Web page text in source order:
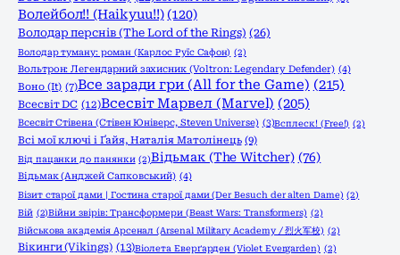
Волейбол!! (Haikyuu!!) (120)
Володар перснів (The Lord of the Rings) (26)
Володар туману: роман (Карлос Руїс Сафон) (2)
Вольтрон: Легендарний захисник (Voltron: Legendary Defender) (4)
Воно (It) (7)Все заради гри (All for the Game) (215)
Всесвіт DC (12)Всесвіт Марвел (Marvel) (205)
Всесвіт Стівена (Стівен Юніверс, Steven Universe) (3)Всплеск! (Free!) (2)
Всі мої ключі і Ґайя, Наталія Матолінець (9)
Від пацанки до панянки (2)Відьмак (The Witcher) (76)
Відьмак (Анджей Сапковський) (4)
Візит старої дами | Гостина старої дами (Der Besuch der alten Dame) (2)
Вій (2)Війни звірів: Трансформери (Beast Wars: Transformers) (2)
Військова академія Арсенал (Arsenal Military Academy / 烈火军校) (2)
Вікинги (Vikings) (13)Віолета Еверґарден (Violet Evergarden) (2)